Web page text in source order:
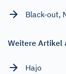
Black-out,
Weitere Artikel
Hajo